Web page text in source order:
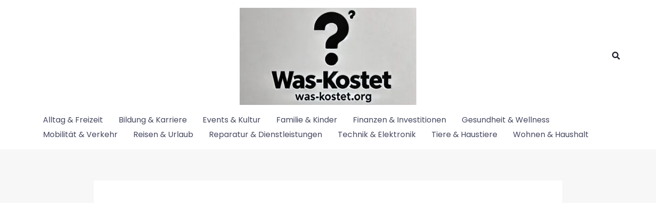
Suchen
Alltag & Freizeit Bildung & Karriere Events & Kultur Familie & Kinder Finanzen & Investitionen
Gesundheit & Wellness
Mobilität & Verkehr
Reisen & Urlaub Reparatur & Dienstleistungen Technik & Elektronik Tiere & Haustiere Wohnen & Haushalt